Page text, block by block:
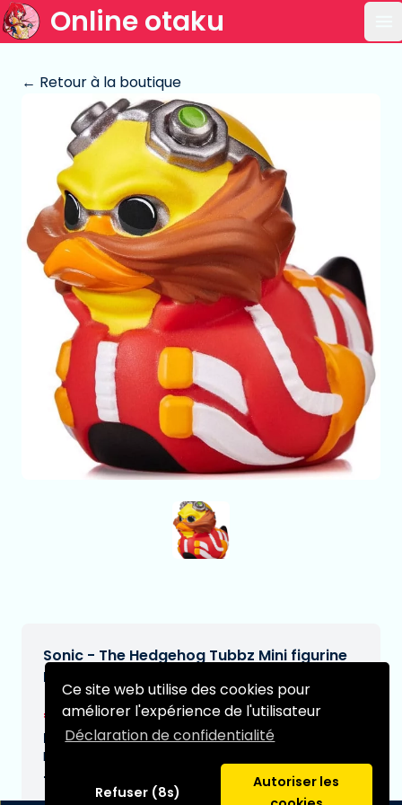
Ce site web utilise des cookies pour
améliorer l'expérience de l'utilisateur
Déclaration de confidentialité
Refuser (8s)
Autoriser les
Online otaku
← Retour à la boutique
Sonic - The Hedgehog Tubbz Mini figurine
PVC Dr. Eggman 5 cm
€9,99[Sous réserve de modifications]
Date de livraison prévue:
N/A
Type: